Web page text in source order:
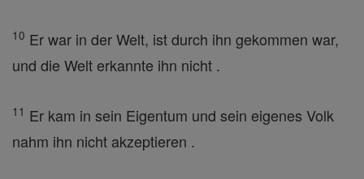
10 Er war in der Welt, ist durch ihn gekommen war,
und die Welt erkannte ihn nicht .
11 Er kam in sein Eigentum und sein eigenes Volk
nahm ihn nicht akzeptieren .